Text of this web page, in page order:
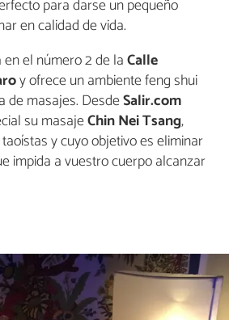
para darse un pequeño
en calidad de vida.
el número 2 de laCalle
y ofrece un ambiente feng shui
de masajes. DesdeSalir.com
su masajeChin Nei Tsang,
y cuyo objetivo es eliminar
impida a vuestro cuerpo alcanzar